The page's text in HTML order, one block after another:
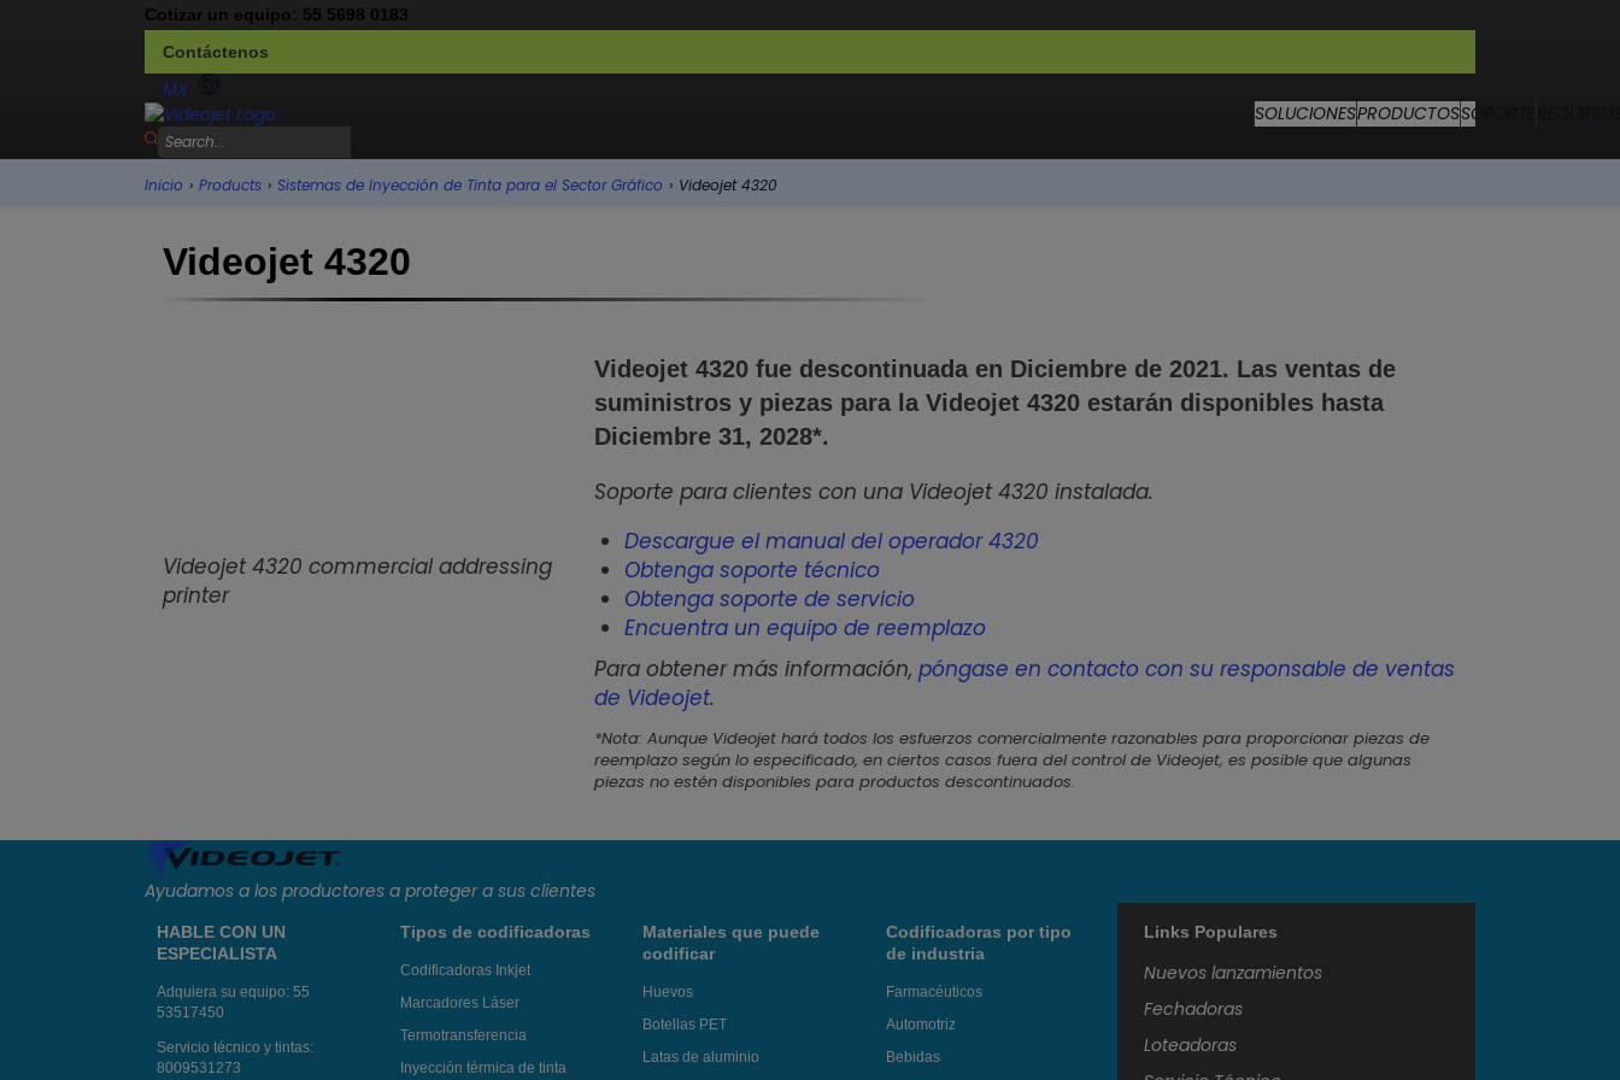
Cotizar un equipo: 55 5698 0183
Contáctenos
MX
SOLUCIONESPRODUCTOSSOPORTE
Inicio › Products › Sistemas de Inyección de Tinta para el Sector Gráfico › Videojet 4320
Videojet 4320
Videojet 4320 commercial addressing
printer
Videojet 4320 fue descontinuada en Diciembre de 2021. Las ventas de
suministros y piezas para la Videojet 4320 estarán disponibles hasta
Diciembre 31, 2028*.
Soporte para clientes con una Videojet 4320 instalada.
Descargue el manual del operador 4320
Obtenga soporte técnico
Obtenga soporte de servicio
Encuentra un equipo de reemplazo
Para obtener más información, póngase en contacto con su responsable de ventas
de Videojet.
*Nota: Aunque Videojet hará todos los esfuerzos comercialmente razonables para proporcionar piezas de
reemplazo según lo especificado, en ciertos casos fuera del control de Videojet, es posible que algunas
piezas no estén disponibles para productos descontinuados.
Ayudamos a los productores a proteger a sus clientes
HABLE CON UN
ESPECIALISTA
Adquiera su equipo: 55
53517450
Servicio técnico y tintas:
8009531273
Tipos de codificadoras
Codificadoras Inkjet
Marcadores Láser
Termotransferencia
Inyección térmica de tinta
Materiales que puede
codificar
Huevos
Botellas PET
Latas de aluminio
Codificadoras por tipo
de industria
Farmacéuticos
Automotriz
Bebidas
Links Populares
Nuevos lanzamientos
Fechadoras
Loteadoras